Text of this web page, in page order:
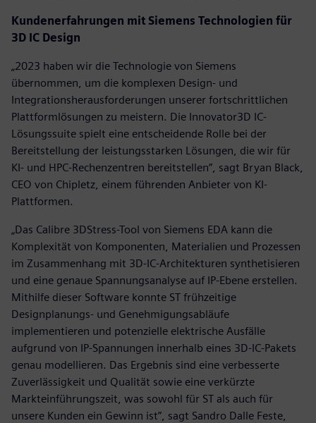
Kundenerfahrungen mit Siemens Technologien für
3D IC Design
„2023 haben wir die Technologie von Siemens
übernommen, um die komplexen Design- und
Integrationsherausforderungen unserer fortschrittlichen
Plattformlösungen zu meistern. Die Innovator3D IC-
Lösungssuite spielt eine entscheidende Rolle bei der
Bereitstellung der leistungsstarken Lösungen, die wir für
KI- und HPC-Rechenzentren bereitstellen”, sagt Bryan Black,
CEO von Chipletz, einem führenden Anbieter von KI-
Plattformen.
„Das Calibre 3DStress-Tool von Siemens EDA kann die
Komplexität von Komponenten, Materialien und Prozessen
im Zusammenhang mit 3D-IC-Architekturen synthetisieren
und eine genaue Spannungsanalyse auf IP-Ebene erstellen.
Mithilfe dieser Software konnte ST frühzeitige
Designplanungs- und Genehmigungsabläufe
implementieren und potenzielle elektrische Ausfälle
aufgrund von IP-Spannungen innerhalb eines 3D-IC-Pakets
genau modellieren. Das Ergebnis sind eine verbesserte
Zuverlässigkeit und Qualität sowie eine verkürzte
Markteinführungszeit, was sowohl für ST als auch für
unsere Kunden ein Gewinn ist”, sagt Sandro Dalle Feste,